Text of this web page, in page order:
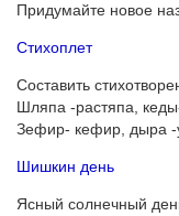
Придумайте новое
Стихоплет
Составить
Шляпа -растяпа,
Зефир- кефир, дыра -
Шишкин день
Ясный солнечный